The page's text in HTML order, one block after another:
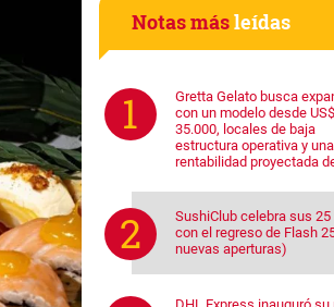
Notas másleídas
Gretta Gelato busca
con un modelo desde US$
35.000, locales de baja
estructura operativa y una
rentabilidad proyectada
SushiClub celebra sus 25
con el regreso de Flash
nuevas aperturas)